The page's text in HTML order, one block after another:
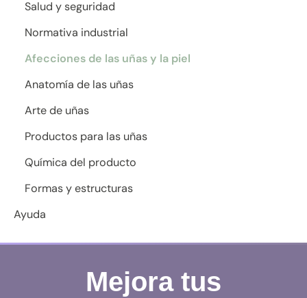
Salud y seguridad
Normativa industrial
Afecciones de las uñas y la piel
Anatomía de las uñas
Arte de uñas
Productos para las uñas
Química del producto
Formas y estructuras
Ayuda
Mejora tus